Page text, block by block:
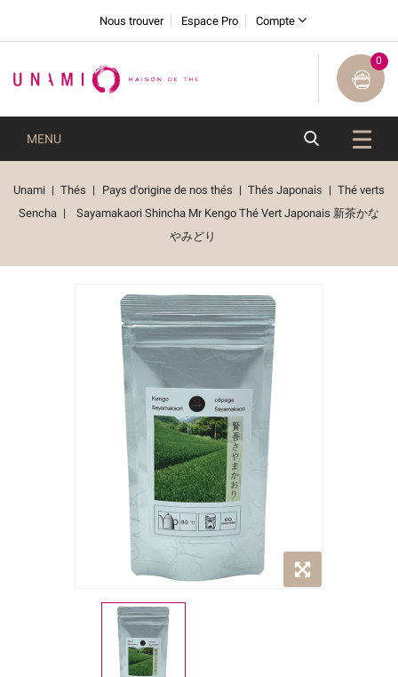
Nous trouver Espace Pro Compte
0
MENU
Unami Thés Pays d'origine de nos thés Thés Japonais
Thé verts
Sencha
Sayamakaori Shincha Mr Kengo Thé Vert Japonais 新茶かな
やみどり